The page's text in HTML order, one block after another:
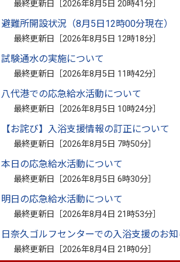
最終更新日［2026年8月5日 20時41分
避難所開設状況（8月5日12時00分現在）
最終更新日［2026年8月5日 12時18分
試験通水の実施について
最終更新日［2026年8月5日 11時42分
八代港での応急給水活動について
最終更新日［2026年8月5日 10時24分
【お詫び】入浴支援情報の訂正について
最終更新日［2026年8月5日 7時50分
本日の応急給水活動について
最終更新日［2026年8月5日 6時30分
明日の応急給水活動について
最終更新日［2026年8月4日 21時53分
日奈久ゴルフセンターでの入浴支援のお知
最終更新日［2026年8月4日 21時0分
※工事を行う際は、指定工事事業者である
※八代市内の一部地域(千丁町、鏡町、東陽
62-2049 )による水道事業が行われています
【指定番号順】八代市指定給水装置工
指定番
工事店名
（株）向洋設備工業
5
志賀設備工業（株）
九州園田設備（有）
7
（株）金剛設備工業
藤本水道（株）